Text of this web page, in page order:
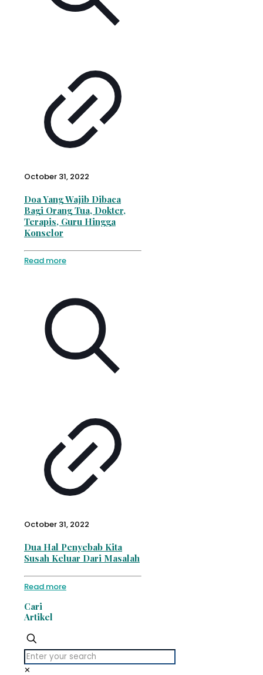
October 31, 2022
Doa Yang Wajib Dibaca
Bagi Orang Tua, Dokter,
Terapis, Guru Hingga
Konselor
Read more
October 31, 2022
Dua Hal Penyebab Kita
Susah Keluar Dari Masalah
Read more
Cari
Artikel
✕